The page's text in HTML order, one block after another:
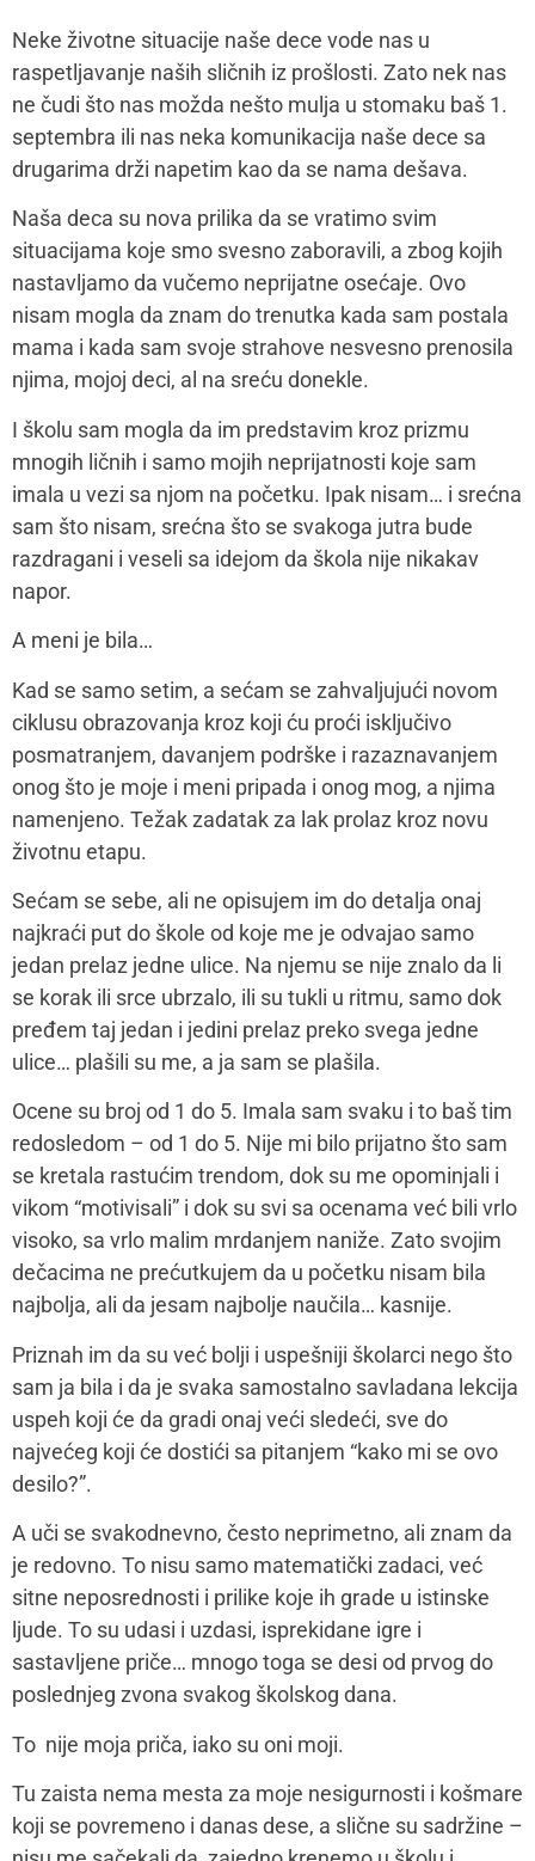
Neke životne situacije naše dece vode nas u
raspetljavanje naših sličnih iz prošlosti. Zato nek nas
ne čudi što nas možda nešto mulja u stomaku baš 1.
septembra ili nas neka komunikacija naše dece sa
drugarima drži napetim kao da se nama dešava.
Naša deca su nova prilika da se vratimo svim
situacijama koje smo svesno zaboravili, a zbog kojih
nastavljamo da vučemo neprijatne osećaje. Ovo
nisam mogla da znam do trenutka kada sam postala
mama i kada sam svoje strahove nesvesno prenosila
njima, mojoj deci, al na sreću donekle.
I školu sam mogla da im predstavim kroz prizmu
mnogih ličnih i samo mojih neprijatnosti koje sam
imala u vezi sa njom na početku. Ipak nisam… i srećna
sam što nisam, srećna što se svakoga jutra bude
razdragani i veseli sa idejom da škola nije nikakav
napor.
A meni je bila…
Kad se samo setim, a sećam se zahvaljujući novom
ciklusu obrazovanja kroz koji ću proći isključivo
posmatranjem, davanjem podrške i razaznavanjem
onog što je moje i meni pripada i onog mog, a njima
namenjeno. Težak zadatak za lak prolaz kroz novu
životnu etapu.
Sećam se sebe, ali ne opisujem im do detalja onaj
najkraći put do škole od koje me je odvajao samo
jedan prelaz jedne ulice. Na njemu se nije znalo da li
se korak ili srce ubrzalo, ili su tukli u ritmu, samo dok
pređem taj jedan i jedini prelaz preko svega jedne
ulice… plašili su me, a ja sam se plašila.
Ocene su broj od 1 do 5. Imala sam svaku i to baš tim
redosledom – od 1 do 5. Nije mi bilo prijatno što sam
se kretala rastućim trendom, dok su me opominjali i
vikom “motivisali” i dok su svi sa ocenama već bili vrlo
visoko, sa vrlo malim mrdanjem naniže. Zato svojim
dečacima ne prećutkujem da u početku nisam bila
najbolja, ali da jesam najbolje naučila… kasnije.
Priznah im da su već bolji i uspešniji školarci nego što
sam ja bila i da je svaka samostalno savladana lekcija
uspeh koji će da gradi onaj veći sledeći, sve do
najvećeg koji će dostići sa pitanjem “kako mi se ovo
desilo?”.
A uči se svakodnevno, često neprimetno, ali znam da
je redovno. To nisu samo matematički zadaci, već
sitne neposrednosti i prilike koje ih grade u istinske
ljude. To su udasi i uzdasi, isprekidane igre i
sastavljene priče… mnogo toga se desi od prvog do
poslednjeg zvona svakog školskog dana.
To nije moja priča, iako su oni moji.
Tu zaista nema mesta za moje nesigurnosti i košmare
koji se povremeno i danas dese, a slične su sadržine –